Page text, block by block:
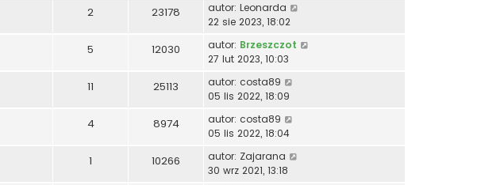
2 23178 autor: Leonarda
22 sie 2023, 18:02
5 12030 autor: Brzeszczot
27 lut 2023, 10:03
11 25113 autor: costa89
05 lis 2022, 18:09
4 8974 autor: costa89
05 lis 2022, 18:04
1 10266 autor: Zajarana
30 wrz 2021, 13:18